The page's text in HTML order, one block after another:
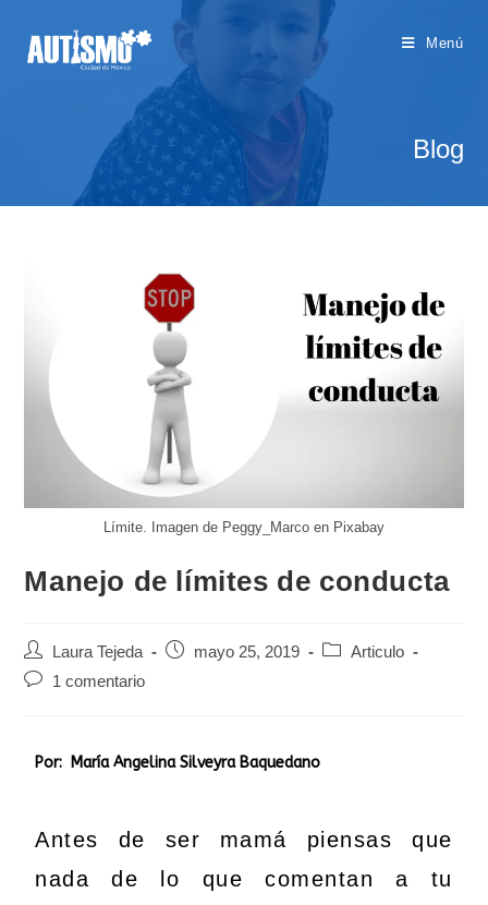
Menú
Blog
Límite. Imagen de Peggy_Marco en Pixabay
Manejo de límites de conducta
Laura Tejeda mayo 25, 2019
Articulo
1 comentario
Por: María Angelina Silveyra Baquedano
Antes de ser mamá piensas que
nada de lo que comentan a tu